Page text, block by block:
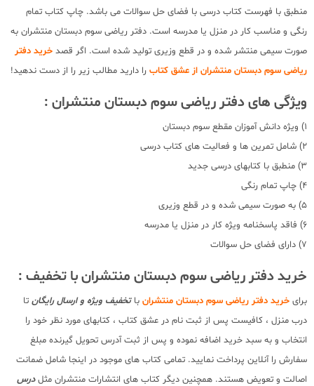
منطبق با فهرست کتاب درسی با فضای حل سوالات می باشد. چاپ کتاب تمام
رنگی و مناسب کار در منزل یا مدرسه است. دفتر ریاضی سوم دبستان منتشران به
صورت سیمی منتشر شده و در قطع وزیری تولید شده است. اگر قصد خرید دفتر
ریاضی سوم دبستان منتشران از عشق کتاب را دارید مطالب زیر را از دست ندهید!
ویژگی های دفتر ریاضی سوم دبستان منتشران :
1) ویژه دانش آموزان مقطع سوم دبستان
2) شامل تمرین ها و فعالیت های کتاب درسی
3) منطبق با کتابهای درسی جدید
4) چاپ تمام رنگی
5) به صورت سیمی شده و در قطع وزیری
6) فاقد پاسخنامه ویژه کار در منزل یا مدرسه
7) دارای فضای حل سوالات
خرید دفتر ریاضی سوم دبستان منتشران با تخفیف :
برای خرید دفتر ریاضی سوم دبستان منتشران باتخفیف ویژه و ارسال رایگان تا
درب منزل ، کافیست پس از ثبت نام در عشق کتاب ، کتابهای مورد نظر خود را
انتخاب و به سبد خرید اضافه نموده و پس از ثبت آدرس تحویل گیرنده مبلغ
سفارش را آنلاین پرداخت نمایید. تمامی کتاب های موجود در اینجا شامل ضمانت
اصالت و تعویض هستند. همچنین دیگر کتاب های انتشارات منتشران مثلدرس